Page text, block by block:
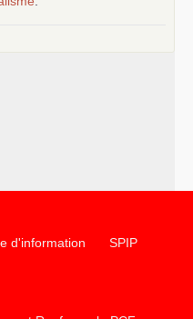
d'information SPIP